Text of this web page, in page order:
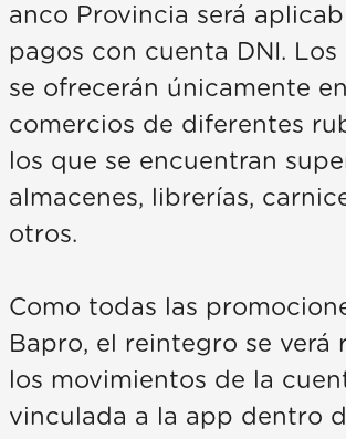
anco Provincia será
pagos con cuenta DNI. Los
se ofrecerán únicamente
comercios de diferentes
los que se encuentran
almacenes, librerías,
otros.
Como todas las
Bapro, el reintegro se verá
los movimientos de la
vinculada a la app dentro